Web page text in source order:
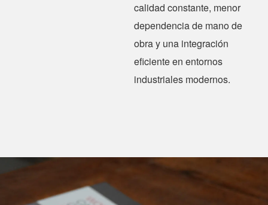
calidad constante, menor
dependencia de mano de
obra y una integración
eficiente en entornos
industriales modernos.